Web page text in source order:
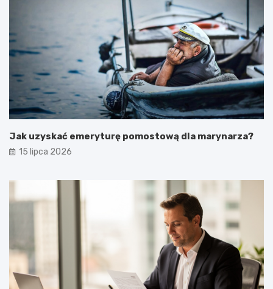
Jak uzyskać emeryturę pomostową dla marynarza?
15 lipca 2026